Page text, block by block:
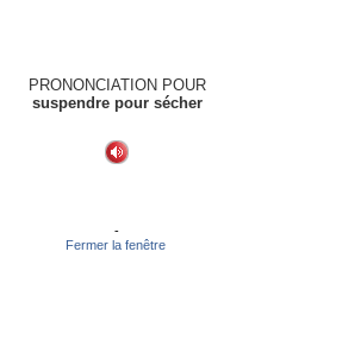
PRONONCIATION POUR
suspendre pour sécher
-
Fermer la fenêtre